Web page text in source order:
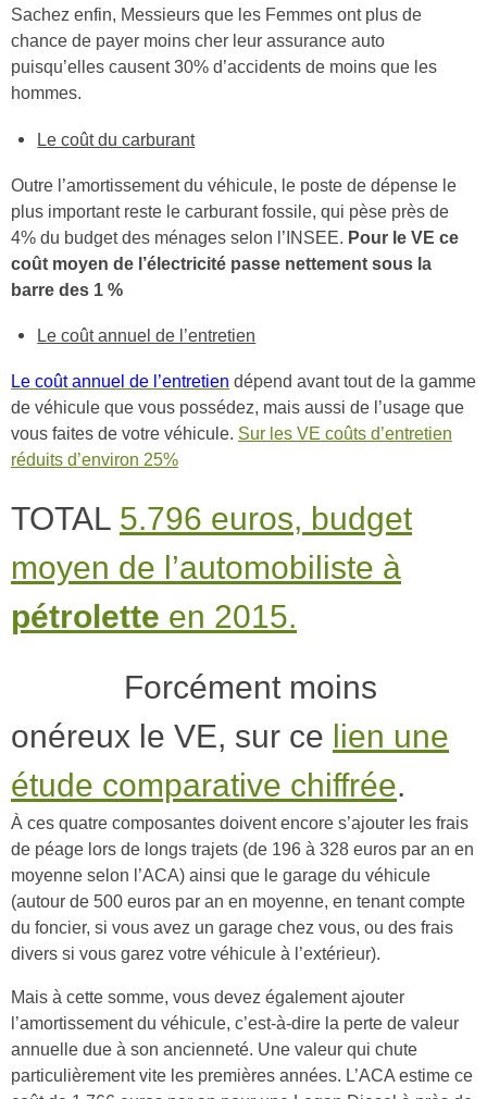
Sachez enfin, Messieurs que les Femmes ont plus de
chance de payer moins cher leur assurance auto
puisqu’elles causent 30% d’accidents de moins que les
hommes.
Le coût du carburant
Outre l’amortissement du véhicule, le poste de dépense le
plus important reste le carburant fossile, qui pèse près de
4% du budget des ménages selon l’INSEE. Pour le VE ce
coût moyen de l’électricité passe nettement sous la
barre des 1 %
Le coût annuel de l’entretien
Le coût annuel de l’entretien dépend avant tout de la gamme
de véhicule que vous possédez, mais aussi de l’usage que
vous faites de votre véhicule. Sur les VE coûts d’entretien
réduits d’environ 25%
TOTAL 5.796 euros, budget
moyen de l’automobiliste à
pétrolette en 2015.
Forcément moins
onéreux le VE, sur ce lien une
étude comparative chiffrée.
À ces quatre composantes doivent encore s’ajouter les frais
de péage lors de longs trajets (de 196 à 328 euros par an en
moyenne selon l’ACA) ainsi que le garage du véhicule
(autour de 500 euros par an en moyenne, en tenant compte
du foncier, si vous avez un garage chez vous, ou des frais
divers si vous garez votre véhicule à l’extérieur).
Mais à cette somme, vous devez également ajouter
l’amortissement du véhicule, c’est-à-dire la perte de valeur
annuelle due à son ancienneté. Une valeur qui chute
particulièrement vite les premières années. L’ACA estime ce